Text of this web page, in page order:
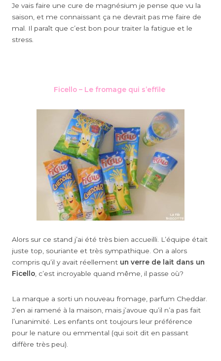
Je vais faire une cure de magnésium je pense que vu la
saison, et me connaissant ça ne devrait pas me faire de
mal. Il paraît que c’est bon pour traiter la fatigue et le
stress.
Ficello – Le fromage qui s’effile
Alors sur ce stand j’ai été très bien accueilli. L’équipe était
juste top, souriante et très sympathique. On a alors
compris qu’il y avait réellement un verre de lait dans un
Ficello, c’est incroyable quand même, il passe où?
La marque a sorti un nouveau fromage, parfum Cheddar.
J’en ai ramené à la maison, mais j’avoue qu’il n’a pas fait
l’unanimité. Les enfants ont toujours leur préférence
pour le nature ou emmental (qui soit dit en passant
diffère très peu).